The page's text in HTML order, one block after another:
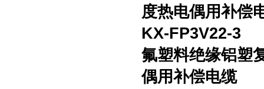
度热电偶用补偿
KX-FP3V22-3
氟塑料绝缘铝塑
偶用补偿电缆